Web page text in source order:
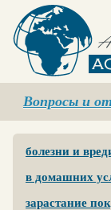
Agaricus.ru
Вопросы и
болезни и
в домашних
зарастание